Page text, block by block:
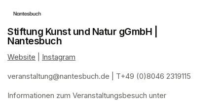
Stiftung Kunst und Natur gGmbH |
Nantesbuch
Website (opens in a new tab)
Instagram
veranstaltung@nantesbuch.de (opens in a new tab)
| T+49 (0)8046 2319115
Informationen zum Veranstaltungsbesuch (opens in a new tab)
(opens in a new tab)
(opens in a new tab)
(opens in a new tab)